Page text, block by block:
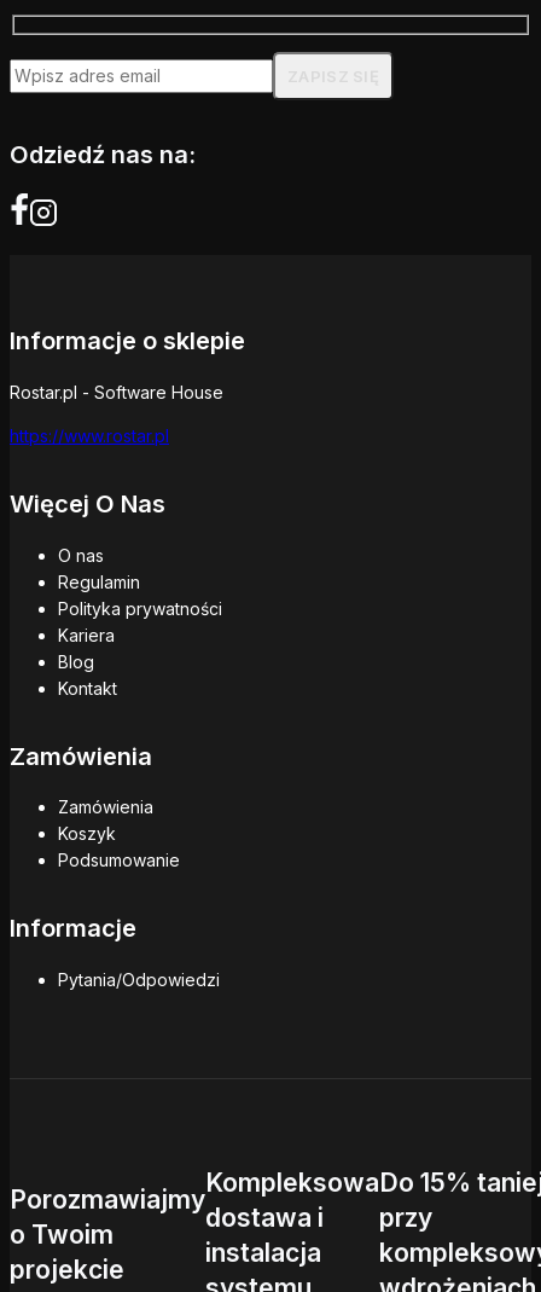
Odziedź nas na:
Informacje o sklepie
Rostar.pl - Software House
https://www.rostar.pl
Więcej O Nas
O nas
Regulamin
Polityka prywatności
Kariera
Blog
Kontakt
Zamówienia
Zamówienia
Koszyk
Podsumowanie
Informacje
Pytania/Odpowiedzi
Porozmawiajmy
o Twoim
projekcie
Kompleksowa
dostawa i
instalacja
Do 15%
przy